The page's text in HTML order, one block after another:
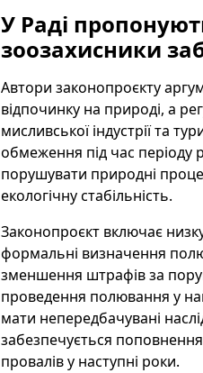
У Раді
зоозахисники
Автори законопроєкту
відпочинку на природі, а
мисливської індустрії та
обмеження під час
порушувати природні
екологічну стабільність.
Законопроєкт включає
формальні визначення
зменшення штрафів за
проведення полювання у
мати непередбачувані
забезпечується
провалів у наступні роки.